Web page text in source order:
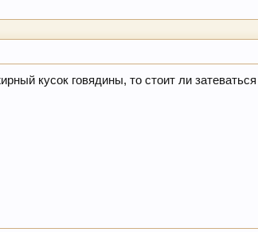
кусок говядины, то стоит ли